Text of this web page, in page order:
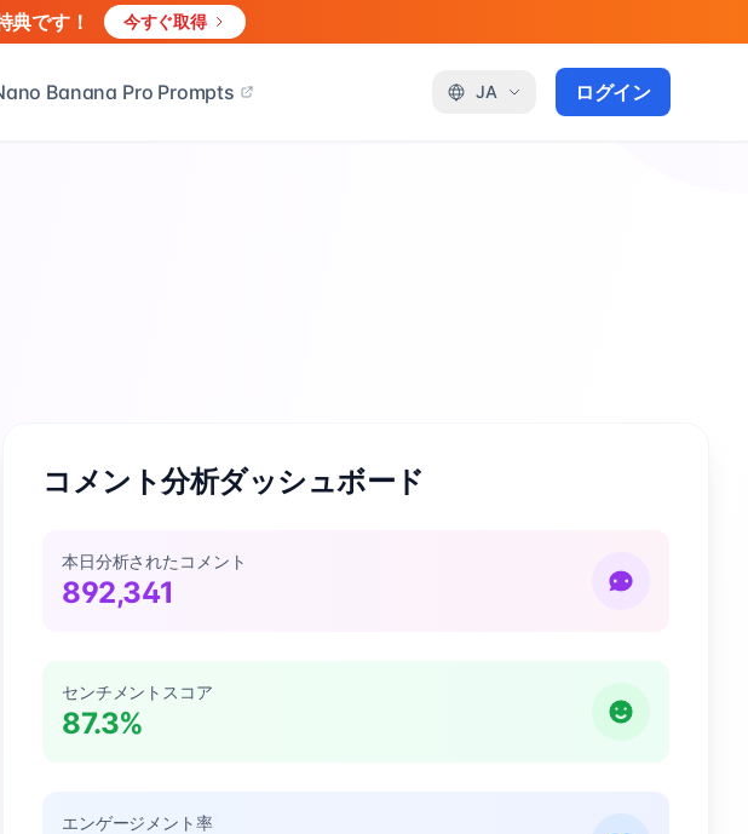
典です！ 今すぐ取得
Banana Pro Prompts JA ログイン
コメント分析ダッシュボード
本日分析されたコメント
892,341
センチメントスコア
87.3%
エンゲージメント率